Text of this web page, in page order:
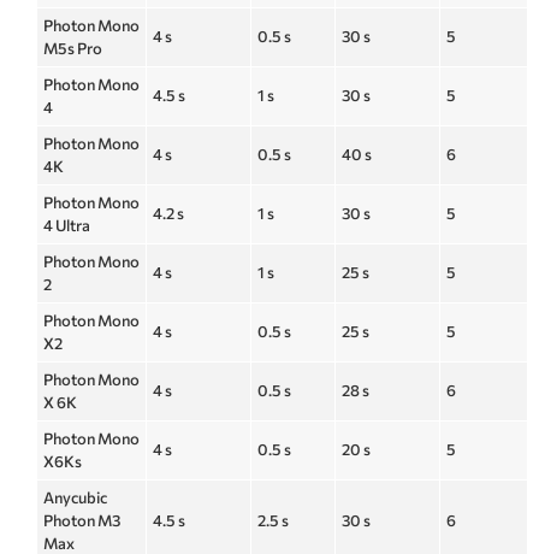
Photon Mono
M5s Pro
4 s 0.5 s 30 s 5
Photon Mono
4
4.5 s 1 s 30 s 5
Photon Mono
4K
4 s 0.5 s 40 s 6
Photon Mono
4 Ultra
4.2 s 1 s 30 s 5
Photon Mono
2
4 s 1 s 25 s 5
Photon Mono
X2
4 s 0.5 s 25 s 5
Photon Mono
X 6K
4 s 0.5 s 28 s 6
Photon Mono
X6Ks
4 s 0.5 s 20 s 5
Anycubic
Photon M3
Max
4.5 s 2.5 s 30 s 6